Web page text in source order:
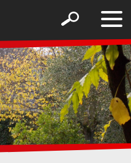
le
Afficher
formulaire
de
recherche